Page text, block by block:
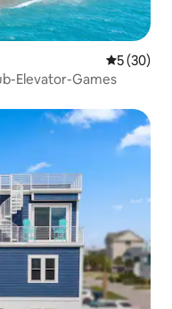
5 (30)
Elevator-Games